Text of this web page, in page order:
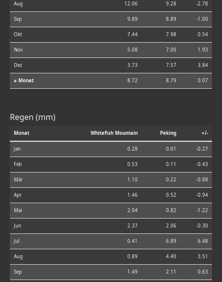
Aug 12.06 9.28 -2.78
Sep 9.89 8.89 -1.00
Okt 7.44 7.98 0.54
Nov 5.08 7.00 1.93
Dez 3.73 7.57 3.84
⌀ Monat 8.72 8.79 0.07
Regen (mm)
Monat Whitefish Mountain Peking +/-
Jan 0.28 0.01 -0.27
Feb 0.53 0.11 -0.43
Mär 1.10 0.22 -0.88
Apr 1.46 0.52 -0.94
Mai 2.04 0.82 -1.22
Jun 2.37 2.06 -0.30
Jul 0.41 6.89 6.48
Aug 0.89 4.40 3.51
Sep 1.49 2.11 0.63